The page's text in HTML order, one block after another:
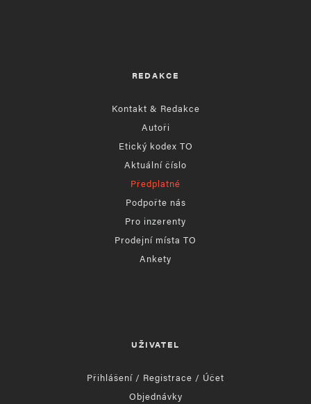
REDAKCE
Kontakt & Redakce
Autoři
Etický kodex TO
Aktuální číslo
Předplatné
Podpořte nás
Pro inzerenty
Prodejní místa TO
Ankety
UŽIVATEL
Přihlášení / Registrace / Účet
Objednávky